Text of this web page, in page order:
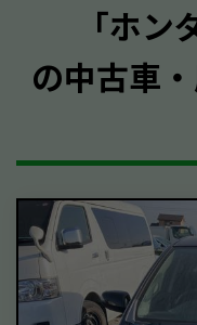
｢ホン
の中古車